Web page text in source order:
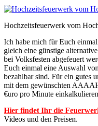
Hochzeitsfeuerwerk vom
Ich habe mich für Euch
gleich eine günstige
bei Volksfesten abgefeuert
Euch einmal eine Auswahl
bezahlbar sind. Für ein gutes
mit dem gewünschten
€uro pro Minute
Hier findet Ihr die
Videos und den Preisen.